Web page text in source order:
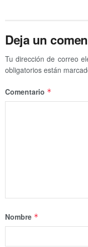
Deja un
Tu dirección de correo
obligatorios están
Comentario *
Nombre *